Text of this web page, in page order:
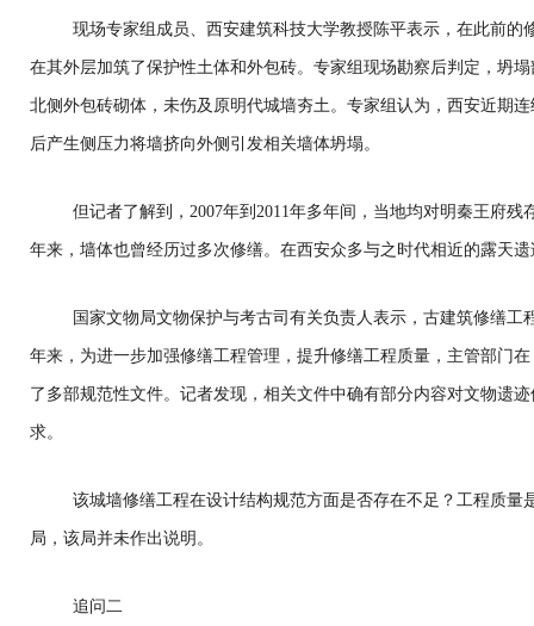
现场专家组成员、西安建筑科技大学教授陈平表示，在此前的
在其外层加筑了保护性土体和外包砖。专家组现场勘察后判定，坍
北侧外包砖砌体，未伤及原明代城墙夯土。专家组认为，西安近期
后产生侧压力将墙挤向外侧引发相关墙体坍塌。
但记者了解到，2007年到2011年多年间，当地均对明秦王府
年来，墙体也曾经历过多次修缮。在西安众多与之时代相近的露天
国家文物局文物保护与考古司有关负责人表示，古建筑修缮
年来，为进一步加强修缮工程管理，提升修缮工程质量，主管部门
了多部规范性文件。记者发现，相关文件中确有部分内容对文物遗
求。
该城墙修缮工程在设计结构规范方面是否存在不足？工程质量
局，该局并未作出说明。
追问二